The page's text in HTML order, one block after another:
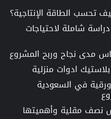
تحسب الطاقة الإنتاجية؟
شاملة لاحتياجات
مدى نجاح وربح المشروع
ادوات منزلية
في السعودية
مقلية وأهميتها